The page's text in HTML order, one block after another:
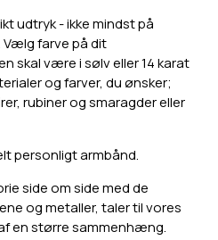
udtryk - ikke mindst på
farve på dit
skal være i sølv eller 14 karat
og farver, du ønsker;
rubiner og smaragder eller
personligt armbånd.
side om side med de
og metaller, taler til vores
en større sammenhæng.